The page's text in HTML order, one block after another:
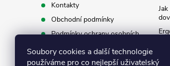
Soubory cookies a další technologie
používáme pro co nejlepší uživatelský
Kontakty
Obchodní podmínky
Podmínky ochrany osobních
Ke stažení